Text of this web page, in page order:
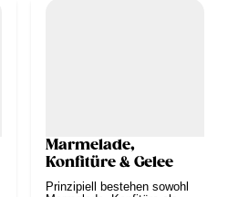
Marmelade,
Konfitüre & Gelee
Prinzipiell bestehen sowohl